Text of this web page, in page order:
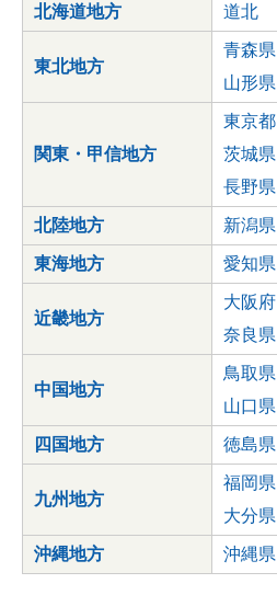
北海道地方 道北
東北地方
青森県
山形県
関東・甲信地方
東京都
茨城県
長野県
北陸地方 新潟県
東海地方 愛知県
近畿地方
大阪府
奈良県
中国地方
鳥取県
山口県
四国地方 徳島県
九州地方
福岡県
大分県
沖縄地方 沖縄県